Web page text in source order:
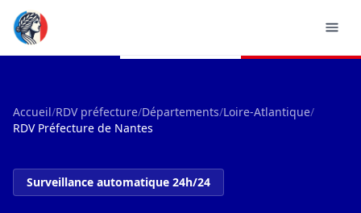
Accueil/RDV préfecture/Départements/Loire-Atlantique/
RDV Préfecture de Nantes
Surveillance automatique 24h/24